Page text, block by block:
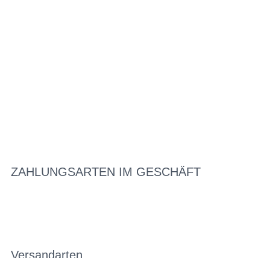
ZAHLUNGSARTEN IM GESCHÄFT
Versandarten